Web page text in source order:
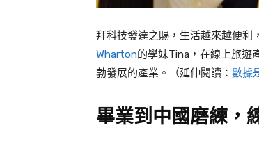
拜科技發達之賜，生活越來越便利
Wharton的學妹Tina ，在線上旅遊
勃發展的產業。（延伸閱讀： 數據
畢業到中國磨練，